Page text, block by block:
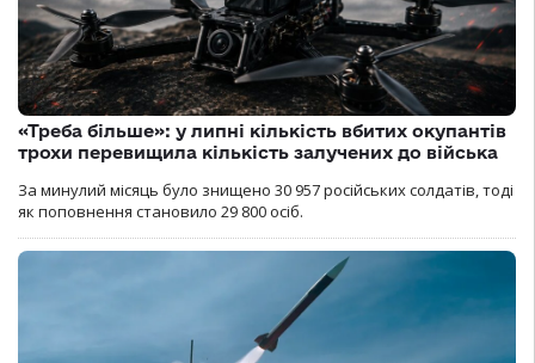
«Треба більше»: у липні кількість вбитих окупантів
трохи перевищила кількість залучених до війська
За минулий місяць було знищено 30 957 російських солдатів, тоді
як поповнення становило 29 800 осіб.